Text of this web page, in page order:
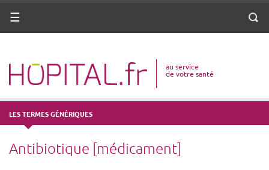
ANNUAIRE
VOTRE SANTÉ
DROITS & DÉMARCHES
MISSIONS
MÉTIERS
Menu
au service
de votre santé
LES TERMES GÉNÉRIQUES
Antibiotique [médicament]